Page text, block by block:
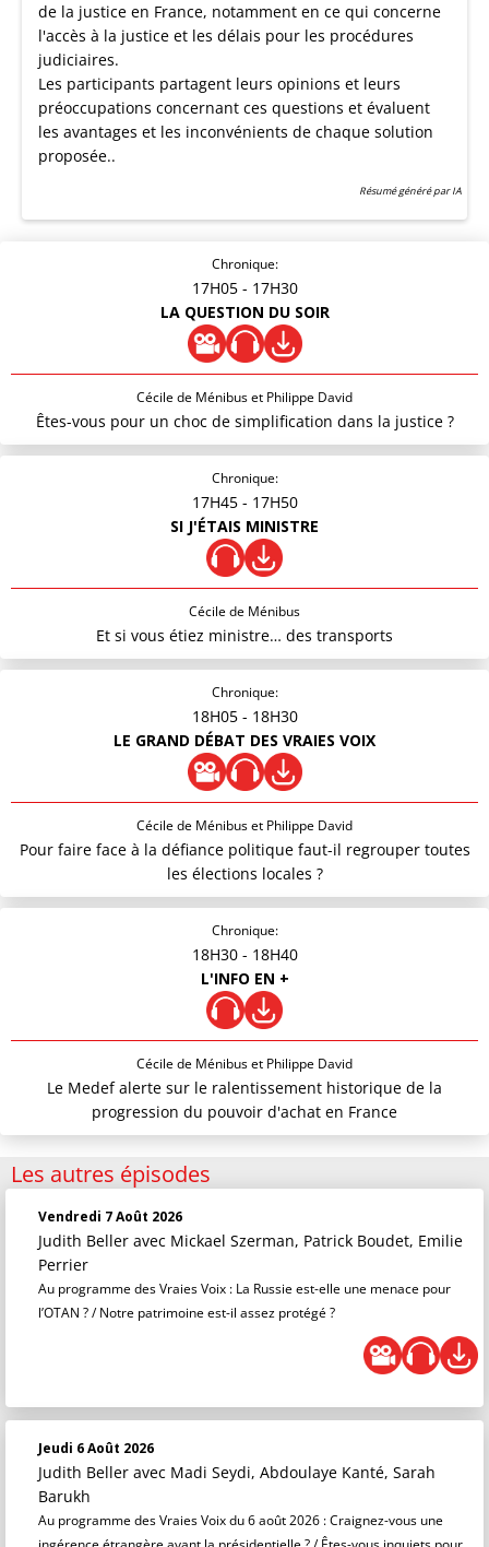
de la justice en France, notamment en ce qui concerne
l'accès à la justice et les délais pour les procédures
judiciaires.
Les participants partagent leurs opinions et leurs
préoccupations concernant ces questions et évaluent
les avantages et les inconvénients de chaque solution
proposée..
Résumé généré par IA
Chronique:
17H05 - 17H30
LA QUESTION DU SOIR
Cécile de Ménibus et Philippe David
Êtes-vous pour un choc de simplification dans la justice ?
Chronique:
17H45 - 17H50
SI J'ÉTAIS MINISTRE
Cécile de Ménibus
Et si vous étiez ministre… des transports
Chronique:
18H05 - 18H30
LE GRAND DÉBAT DES VRAIES VOIX
Cécile de Ménibus et Philippe David
Pour faire face à la défiance politique faut-il regrouper toutes
les élections locales ?
Chronique:
18H30 - 18H40
L'INFO EN +
Cécile de Ménibus et Philippe David
Le Medef alerte sur le ralentissement historique de la
progression du pouvoir d'achat en France
Les autres épisodes
Vendredi 7 Août 2026
Judith Beller avec Mickael Szerman, Patrick Boudet, Emilie
Perrier
Au programme des Vraies Voix : La Russie est-elle une menace pour
l’OTAN ? / Notre patrimoine est-il assez protégé ?
Jeudi 6 Août 2026
Judith Beller avec Madi Seydi, Abdoulaye Kanté, Sarah
Barukh
Au programme des Vraies Voix du 6 août 2026 : Craignez-vous une